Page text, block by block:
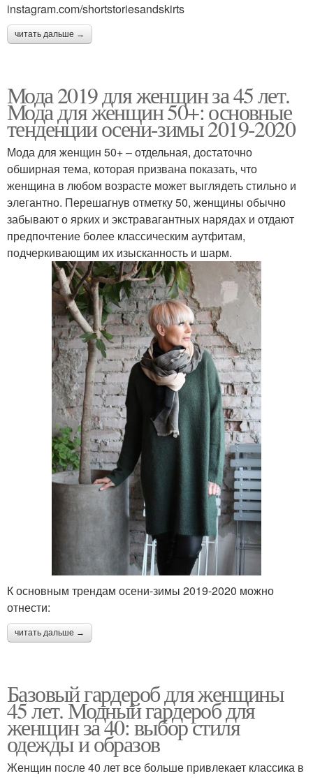
instagram.com/shortstoriesandskirts
читать дальше →
Мода 2019 для женщин за 45 лет.
Мода для женщин 50+: основные
тенденции осени-зимы 2019-2020
Мода для женщин 50+ – отдельная, достаточно
обширная тема, которая призвана показать, что
женщина в любом возрасте может выглядеть стильно и
элегантно. Перешагнув отметку 50, женщины обычно
забывают о ярких и экстравагантных нарядах и отдают
предпочтение более классическим аутфитам,
подчеркивающим их изысканность и шарм.
К основным трендам осени-зимы 2019-2020 можно
отнести:
читать дальше →
Базовый гардероб для женщины
45 лет. Модный гардероб для
женщин за 40: выбор стиля
одежды и образов
Женщин после 40 лет все больше привлекает классика в